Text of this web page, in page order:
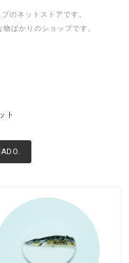
のネットストアです。
ばかりのショップです。
ト